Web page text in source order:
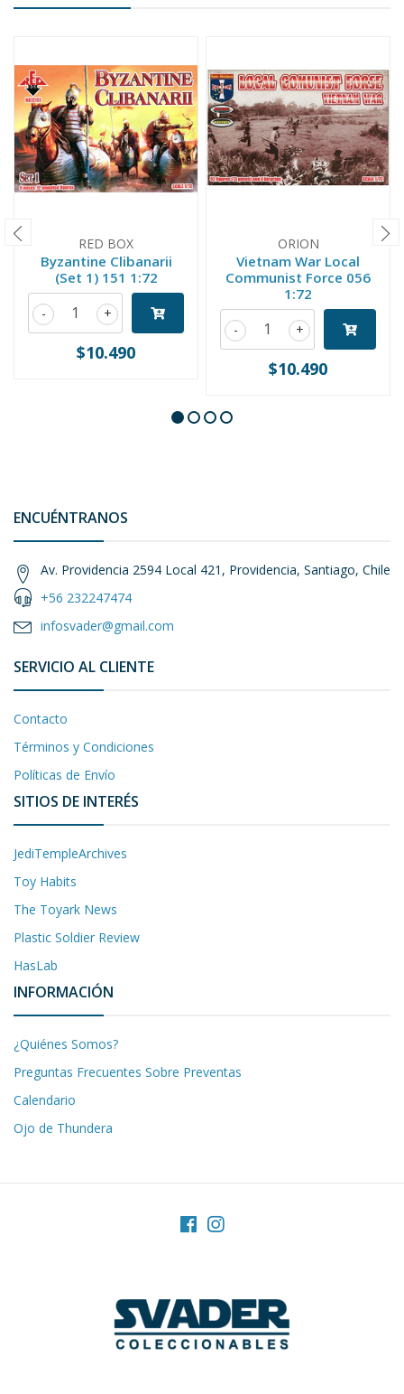
RED BOX
Byzantine Clibanarii
(Set 1) 151 1:72
+
-
$10.490
ORION
Vietnam War Local
Communist Force 056
1:72
+
-
$10.490
ENCUÉNTRANOS
Av. Providencia 2594 Local 421, Providencia, Santiago, Chile
+56 232247474
infosvader@gmail.com
SERVICIO AL CLIENTE
Contacto
Términos y Condiciones
Políticas de Envío
SITIOS DE INTERÉS
JediTempleArchives
Toy Habits
The Toyark News
Plastic Soldier Review
HasLab
INFORMACIÓN
¿Quiénes Somos?
Preguntas Frecuentes Sobre Preventas
Calendario
Ojo de Thundera